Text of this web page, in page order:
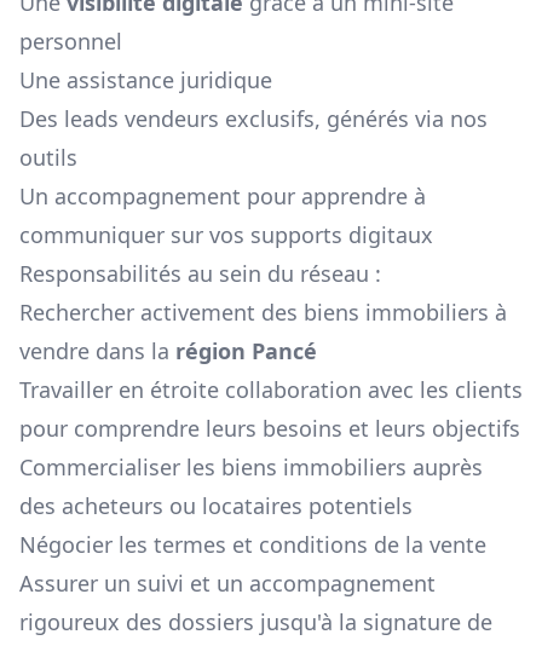
personnel
Une assistance juridique
Des leads vendeurs exclusifs, générés via nos
outils
Un accompagnement pour apprendre à
communiquer sur vos supports digitaux
Responsabilités au sein du réseau :
Rechercher activement des biens immobiliers à
vendre dans la région Pancé
Travailler en étroite collaboration avec les clients
pour comprendre leurs besoins et leurs objectifs
Commercialiser les biens immobiliers auprès
des acheteurs ou locataires potentiels
Négocier les termes et conditions de la vente
Assurer un suivi et un accompagnement
rigoureux des dossiers jusqu'à la signature de